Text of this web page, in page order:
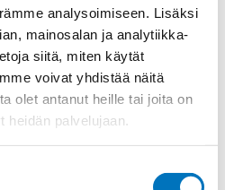
analysoimiseen. Lisäksi
mainosalan ja analytiikka-
siitä, miten käytät
voivat yhdistää näitä
olet antanut heille tai joita on
palvelujaan.
ILME S.p.A
'-40 °C...+125 °C
without enclosure, IP66/IP69
with enclosure